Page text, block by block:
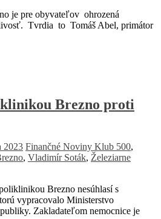
je pre obyvateľov ohrozená
Tvrdia to Tomáš Abel, primátor
Brezno proti
2023 Finančné Noviny Klub 500,
, Vladimír Soták, Železiarne
Brezno nesúhlasí s
vypracovalo Ministerstvo
Zakladateľom nemocnice je